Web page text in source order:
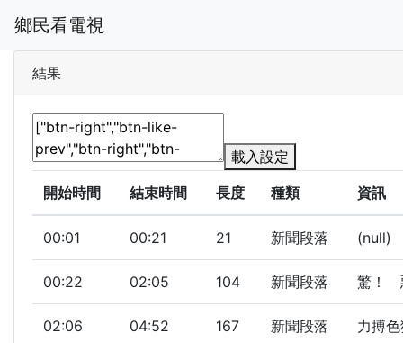
鄉民看電視
結果
載入設定
開始時間
結束時間 長度 種類 資訊
00:01 00:21 21 新聞段落 (null)
00:22 02:05 104 新聞段落 驚！
02:06 04:52 167 新聞段落 力搏